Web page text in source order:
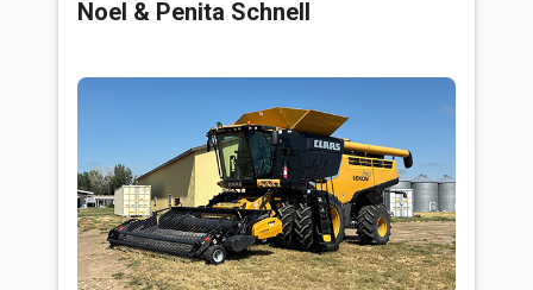
Noel & Penita Schnell